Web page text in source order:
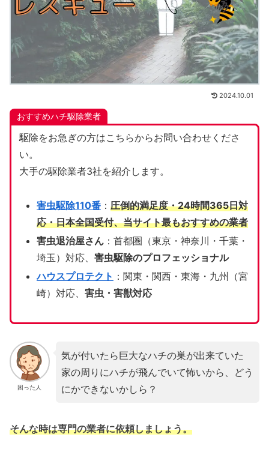
2024.10.01
おすすめハチ駆除業者
駆除をお急ぎの方はこちらからお問い合わせくださ
い。
大手の駆除業者3社を紹介します。
害虫駆除110番： 圧倒的満足度・24時間365日対
応・日本全国受付、当サイト最もおすすめの業者
害虫退治屋さん：首都圏（東京・神奈川・千葉・
埼玉）対応、 害虫駆除のプロフェッショナル
ハウスプロテクト ：関東・関西・東海・九州（宮
崎）対応、 害虫・害獣対応
困った人
気が付いたら巨大なハチの巣が出来ていた
家の周りにハチが飛んでいて怖いから、どう
にかできないかしら？
そんな時は専門の業者に依頼しましょう。